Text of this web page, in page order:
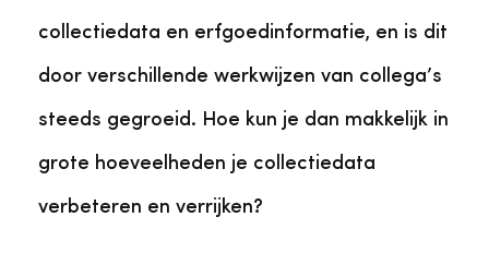
collectiedata en erfgoedinformatie, en is dit
door verschillende werkwijzen van collega’s
steeds gegroeid. Hoe kun je dan makkelijk in
grote hoeveelheden je collectiedata
verbeteren en verrijken?